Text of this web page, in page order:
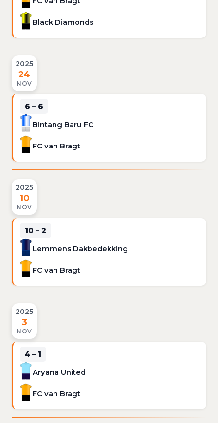
Black Diamonds
2025
24
NOV
6 – 6
Bintang Baru FC
FC van Bragt
2025
10
NOV
10 – 2
Lemmens Dakbedekking
FC van Bragt
2025
3
NOV
4 – 1
Aryana United
FC van Bragt